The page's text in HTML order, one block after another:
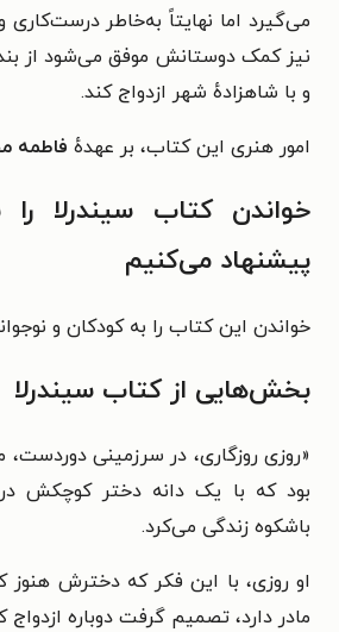
می‌گیرد اما نهایتاً به‌خاطر
نیز کمک دوستانش موفق می‌شود از بند
و با شاهزادهٔ شهر ازدواج کند.
امور هنری این کتاب، بر عهدهٔ فاطمه
خواندن کتاب سیندرلا
پیشنهاد می‌کنیم
خواندن این کتاب را به کودکان و
بخش‌هایی از کتاب سیندرلا
«روزی روزگاری، در سرزمینی دوردست،
بود که با یک دانه دخترکوچکش
باشکوه زندگی می‌کرد.
او روزی، با این فکر که دخترش
مادر دارد، تصمیم گرفت دوباره ازدواج